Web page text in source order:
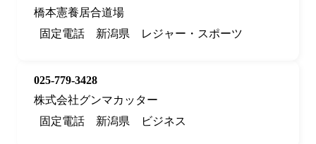
橋本憲養居合道場
固定電話
新潟県 レジャー・スポーツ
025-779-3428
株式会社グンマカッター
固定電話
新潟県 ビジネス